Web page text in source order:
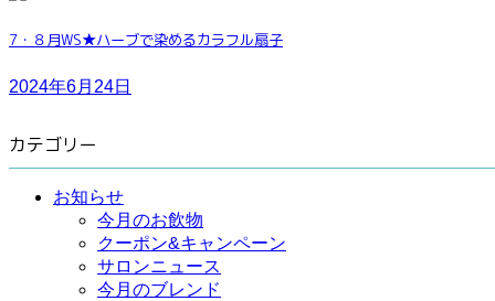
7・８月WS★ハーブで染めるカラフル扇子
2024年6月24日
カテゴリー
お知らせ
今月のお飲物
クーポン&キャンペーン
サロンニュース
今月のブレンド